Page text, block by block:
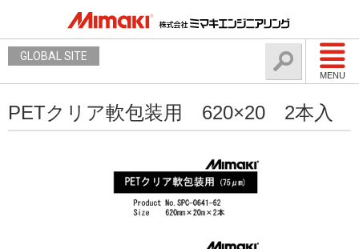
MENU
GLOBAL SITE
PETクリア軟包装用 620×20 2本入